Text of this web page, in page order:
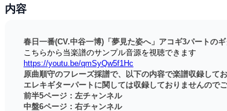
内容
春日一番(CV.中谷一博)「夢見た姿へ」アコギ3パートのギ
こちらから当楽譜のサンプル音源を視聴できます
https://youtu.be/qmSyQw5f1Hc
原曲順守のフレーズ採譜で、以下の内容で楽譜収録してお
エレキギターパートに関しては収録しておりませんのでご
前半5ページ：左チャンネル
中盤6ページ：右チャンネル